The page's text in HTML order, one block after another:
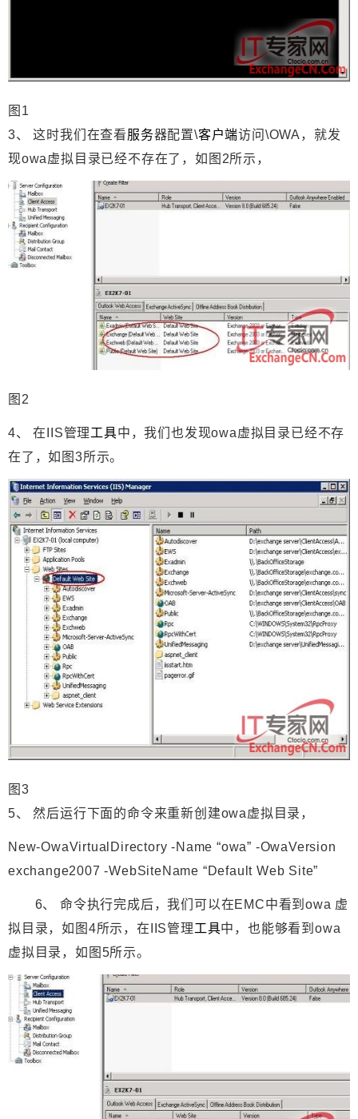
图1
3、 这时我们在查看服务器配置\客户端访问\OWA，就发
现owa虚拟目录已经不存在了，如图2所示，
图2
4、 在IIS管理工具中，我们也发现owa虚拟目录已经不存
在了，如图3所示。
图3
5、 然后运行下面的命令来重新创建owa虚拟目录，
New-OwaVirtualDirectory -Name “owa” -OwaVersion
exchange2007 -WebSiteName “Default Web Site”
6、 命令执行完成后，我们可以在EMC中看到owa 虚
拟目录，如图4所示，在IIS管理工具中，也能够看到owa
虚拟目录，如图5所示。